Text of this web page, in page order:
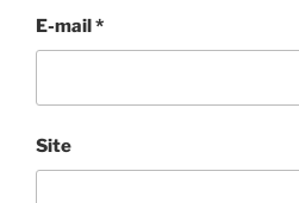
E-mail *
Site